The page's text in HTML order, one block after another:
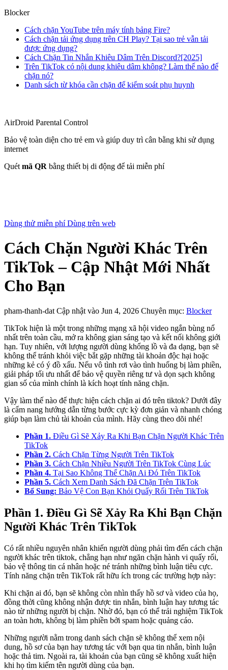
Blocker
Cách chặn YouTube trên máy tính bảng Fire?
Cách chặn tải ứng dụng trên CH Play? Tại sao trẻ vẫn tải
được ứng dụng?
Cách Chặn Tin Nhắn Khiêu Dâm Trên Discord?[2025]
Trên TikTok có nội dung khiêu dâm không? Làm thế nào để
chặn nó?
Danh sách từ khóa cần chặn để kiểm soát phụ huynh
AirDroid Parental Control
Bảo vệ toàn diện cho trẻ em và giúp duy trì cân bằng khi sử dụng
internet
Quét mã QR bằng thiết bị di động để tải miễn phí
Dùng thử miễn phíDùng trên web
Cách Chặn Người Khác Trên
TikTok – Cập Nhật Mới Nhất
Cho Bạn
pham-thanh-dat Cập nhật vào Jun 4, 2026 Chuyên mục: Blocker
TikTok hiện là một trong những mạng xã hội video ngắn bùng nổ
nhất trên toàn cầu, mở ra không gian sáng tạo và kết nối không giới
hạn. Tuy nhiên, với lượng người dùng khổng lồ và đa dạng, bạn sẽ
không thể tránh khỏi việc bắt gặp những tài khoản độc hại hoặc
những kẻ có ý đồ xấu. Nếu vô tình rơi vào tình huống bị làm phiền,
giải pháp tối ưu nhất để bảo vệ quyền riêng tư và dọn sạch không
gian số của mình chính là kích hoạt tính năng chặn.
Vậy làm thế nào để thực hiện cách chặn ai đó trên tiktok? Dưới đây
là cẩm nang hướng dẫn từng bước cực kỳ đơn giản và nhanh chóng
giúp bạn làm chủ tài khoản của mình. Hãy cùng theo dõi nhé!
Phần 1. Điều Gì Sẽ Xảy Ra Khi Bạn Chặn Người Khác Trên
TikTok
Phần 2. Cách Chặn Từng Người Trên TikTok
Phần 3. Cách Chặn Nhiều Người Trên TikTok Cùng Lúc
Phần 4. Tại Sao Không Thể Chặn Ai Đó Trên TikTok
Phần 5. Cách Xem Danh Sách Đã Chặn Trên TikTok
Bổ Sung: Bảo Vệ Con Bạn Khỏi Quấy Rối Trên TikTok
Phần 1. Điều Gì Sẽ Xảy Ra Khi Bạn Chặn
Người Khác Trên TikTok
Có rất nhiều nguyên nhân khiến người dùng phải tìm đến cách chặn
người khác trên tiktok, chẳng hạn như ngăn chặn hành vi quấy rối,
bảo vệ thông tin cá nhân hoặc né tránh những bình luận tiêu cực.
Tính năng chặn trên TikTok rất hữu ích trong các trường hợp này:
Khi chặn ai đó, bạn sẽ không còn nhìn thấy hồ sơ và video của họ,
đồng thời cũng không nhận được tin nhắn, bình luận hay tương tác
nào từ những người bị chặn. Nhờ đó, bạn có thể trải nghiệm TikTok
an toàn hơn, không bị làm phiền bởi spam hoặc quảng cáo.
Những người nằm trong danh sách chặn sẽ không thể xem nội
dung, hồ sơ của bạn hay tương tác với bạn qua tin nhắn, bình luận
hoặc thả tim. Ngoài ra, tài khoản của bạn cũng sẽ không xuất hiện
khi họ tìm kiếm tên người dùng của bạn.